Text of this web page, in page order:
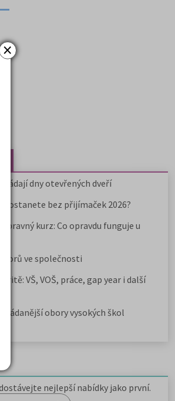
×
dny otevřených dveří
dostanete bez přijímaček 2026?
kurz: Co opravdu funguje u
ve společnosti
VŠ, VOŠ, práce, gap year i další
obory vysokých škol
nejlepší nabídky jako první.